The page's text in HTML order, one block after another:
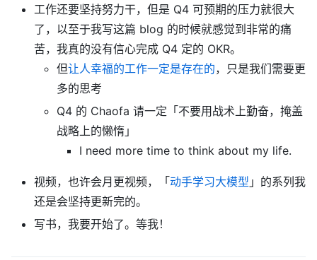
工作还要坚持努力干，但是 Q4 可预期的压力就很大
了，以至于我写这篇 blog 的时候就感觉到非常的痛
苦，我真的没有信心完成 Q4 定的 OKR。
但让人幸福的工作一定是存在的，只是我们需要更
多的思考
Q4 的 Chaofa 请一定「不要用战术上勤奋，掩盖
战略上的懒惰」
I need more time to think about my life.
视频，也许会月更视频，「动手学习大模型 」的系列我
还是会坚持更新完的。
写书，我要开始了。等我！